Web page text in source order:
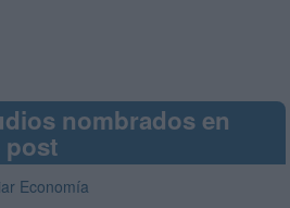
nombrados en
post
Economía